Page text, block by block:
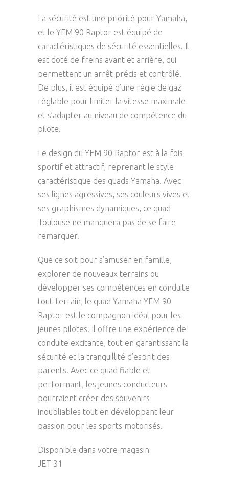
La sécurité est une priorité pour Yamaha,
et le YFM 90 Raptor est équipé de
caractéristiques de sécurité essentielles. Il
est doté de freins avant et arrière, qui
permettent un arrêt précis et contrôlé.
De plus, il est équipé d’une régie de gaz
réglable pour limiter la vitesse maximale
et s’adapter au niveau de compétence du
pilote.
Le design du YFM 90 Raptor est à la fois
sportif et attractif, reprenant le style
caractéristique des quads Yamaha. Avec
ses lignes agressives, ses couleurs vives et
ses graphismes dynamiques, ce quad
Toulouse ne manquera pas de se faire
remarquer.
Que ce soit pour s’amuser en famille,
explorer de nouveaux terrains ou
développer ses compétences en conduite
tout-terrain, le quad Yamaha YFM 90
Raptor est le compagnon idéal pour les
jeunes pilotes. Il offre une expérience de
conduite excitante, tout en garantissant la
sécurité et la tranquillité d’esprit des
parents. Avec ce quad fiable et
performant, les jeunes conducteurs
pourraient créer des souvenirs
inoubliables tout en développant leur
passion pour les sports motorisés.
Disponible dans votre magasin
JET 31